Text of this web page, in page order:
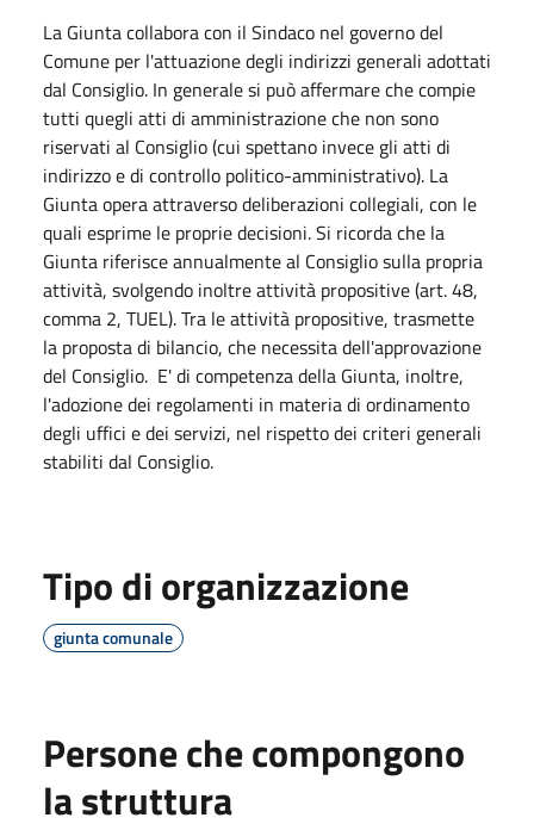
La Giunta collabora con il Sindaco nel governo del
Comune per l'attuazione degli indirizzi generali adottati
dal Consiglio. In generale si può affermare che compie
tutti quegli atti di amministrazione che non sono
riservati al Consiglio (cui spettano invece gli atti di
indirizzo e di controllo politico-amministrativo). La
Giunta opera attraverso deliberazioni collegiali, con le
quali esprime le proprie decisioni. Si ricorda che la
Giunta riferisce annualmente al Consiglio sulla propria
attività, svolgendo inoltre attività propositive (art. 48,
comma 2, TUEL). Tra le attività propositive, trasmette
la proposta di bilancio, che necessita dell'approvazione
del Consiglio. E' di competenza della Giunta, inoltre,
l'adozione dei regolamenti in materia di ordinamento
degli uffici e dei servizi, nel rispetto dei criteri generali
stabiliti dal Consiglio.
Tipo di organizzazione
giunta comunale
Persone che compongono
la struttura